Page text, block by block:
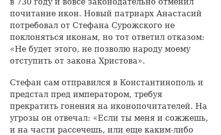
почитание икон. Новый патриарх Анастасий
потребовал от Стефана Сурожского не
поклоняться иконам, но тот ответил отказом:
«Не будет этого, не позволю народу моему
отступить от закона Христова».
Стефан сам отправился в Константинополь и
предстал пред императором, требуя
прекратить гонения на иконопочитателей. На
угрозы он отвечал: «Если ты меня и сожжешь,
и на части рассечешь, или еще каким-либо